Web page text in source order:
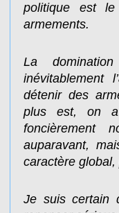
politique est
armements.
La
inévitablement
détenir des
plus est, on a
foncièrement
auparavant,
caractère
Je suis certain